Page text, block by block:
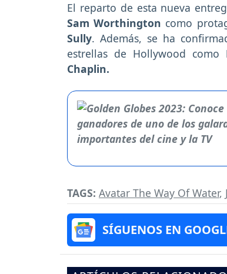
El reparto de esta nueva
Sam Worthington como
Sully. Además, se ha
estrellas de Hollywood como
Chaplin.
TAGS: Avatar The Way Of Water,
SÍGUENOS EN